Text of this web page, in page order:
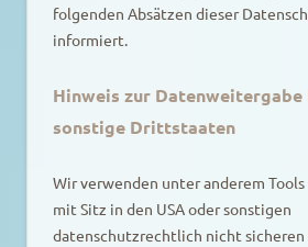
folgenden Absätzen dieser
informiert.
Hinweis zur Datenweitergabe
sonstige Drittstaaten
Wir verwenden unter anderem
mit Sitz in den USA oder sonstigen
datenschutzrechtlich nicht